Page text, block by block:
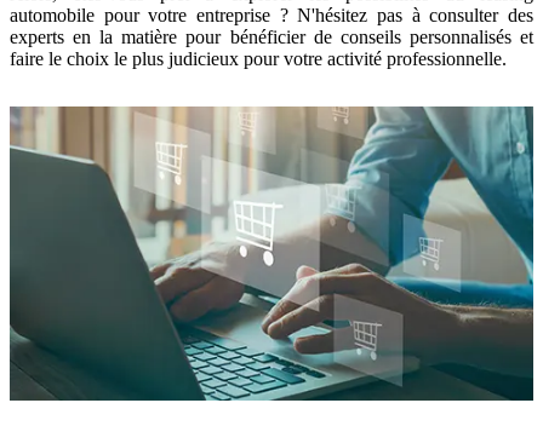
automobile pour votre entreprise ? N'hésitez pas à consulter des
experts en la matière pour bénéficier de conseils personnalisés et
faire le choix le plus judicieux pour votre activité professionnelle.